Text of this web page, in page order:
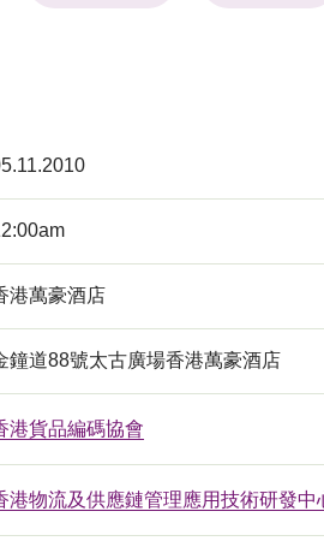
港萬豪酒店
鐘道88號太古廣場香港萬豪酒店
港貨品編碼協會
港物流及供應鏈管理應用技術研發中